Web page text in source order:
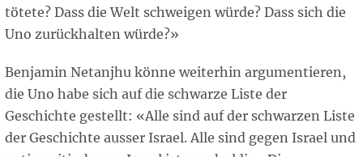
tötete? Dass die Welt schweigen würde? Dass sich die
Uno zurückhalten würde?»
Benjamin Netanjhu könne weiterhin argumentieren,
die Uno habe sich auf die schwarze Liste der
Geschichte gestellt: «Alle sind auf der schwarzen Liste
der Geschichte ausser Israel. Alle sind gegen Israel und